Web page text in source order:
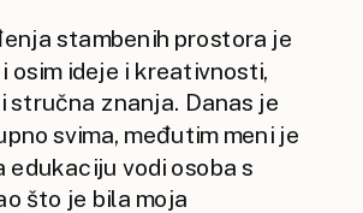
stambenih prostora je
osim ideje i kreativnosti,
stručna znanja. Danas je
svima, međutim meni je
edukaciju vodi osoba s
što je bila moja